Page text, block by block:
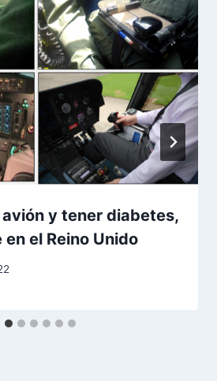
y tener diabetes,
el Reino Unido